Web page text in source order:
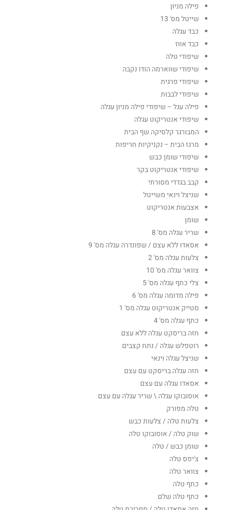
פילה מניון
שייטל מס' 13
כבד עגלה
כבד אווז
שיפודי טלה
שיפודי שווארמה הודו נקבה
שיפודי פרגית
שיפודי לבבות
פילה עגל – שיפודי פילה מניון עגלה
שיפודי אנטריקוט עגלה
המבורגר קלסיקה שף הבית
מרגז הבית – נקניקיות חריפות
שיפודי שומן כבש
שיפודי אנטריקוט בקר
קבב בגדדי מסורתי
שניצל וינאי משייטל
אצבעות אנטריקוט
שומן
שריר עגלה מס' 8
אסאדו ללא עצם / שפונדרה עגלה מס' 9
צלעות עגלה מס' 2
צוואר עגלה מס' 10
צלי כתף עגלה מס' 5
פילה מדומה עגלה מס' 6
סטייק אנטריקוט עגלה מס' 1
כתף עגלה מס' 4
חזה בריסקט עגלה ללא עצם
רוטפלש עגלה / נתח קצבים
שניצל עגלה וינאי
חזה עגלה בריסקט עם עצם
אסאדו עגלה עם עצם
אוסובוקו עגלה \ שריר עגלה עם עצם
טלה מפורק
צלעות טלה / צלעות כבש
שוק טלה / אוסובוקו טלה
שומן כבש / טלה
צ'יפס טלה
צוואר טלה
כתף טלה
כתף טלה שלם